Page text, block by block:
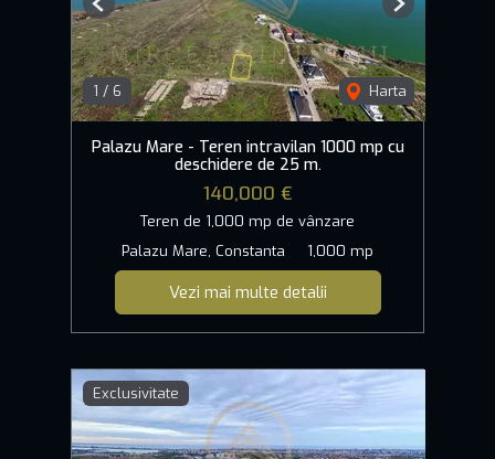
1 / 6 Harta
Previous Next
Palazu Mare - Teren intravilan 1000 mp cu
deschidere de 25 m.
140,000 €
Teren de 1,000 mp de vânzare
Palazu Mare, Constanta
1,000 mp
Vezi mai multe detalii
Exclusivitate